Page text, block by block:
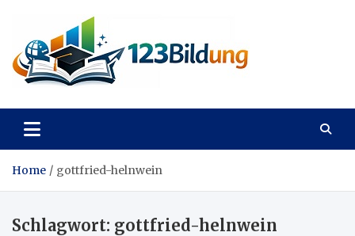
content
123Bildung
Home gottfried-helnwein
Schlagwort: gottfried-helnwein